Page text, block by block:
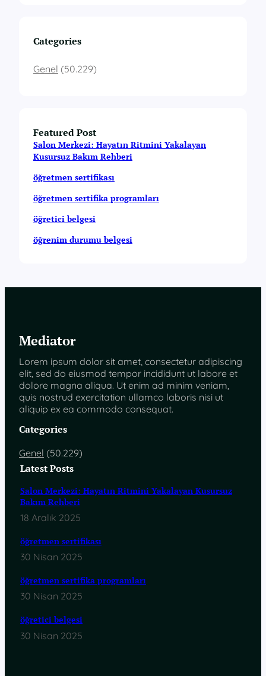
b
e
s
Categories
Genel (50.229)
Featured Post
Salon Merkezi: Hayatın Ritmini Yakalayan
Kusursuz Bakım Rehberi
öğretmen sertifikası
öğretmen sertifika programları
öğretici belgesi
öğrenim durumu belgesi
Mediator
Lorem ipsum dolor sit amet, consectetur adipiscing
elit, sed do eiusmod tempor incididunt ut labore et
dolore magna aliqua. Ut enim ad minim veniam,
quis nostrud exercitation ullamco laboris nisi ut
aliquip ex ea commodo consequat.
Categories
Genel (50.229)
Latest Posts
Salon Merkezi: Hayatın Ritmini Yakalayan Kusursuz
Bakım Rehberi
18 Aralık 2025
öğretmen sertifikası
30 Nisan 2025
öğretmen sertifika programları
30 Nisan 2025
öğretici belgesi
30 Nisan 2025